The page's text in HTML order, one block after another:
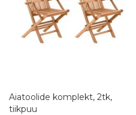
Aiatoolide komplekt, 2tk,
tiikpuu